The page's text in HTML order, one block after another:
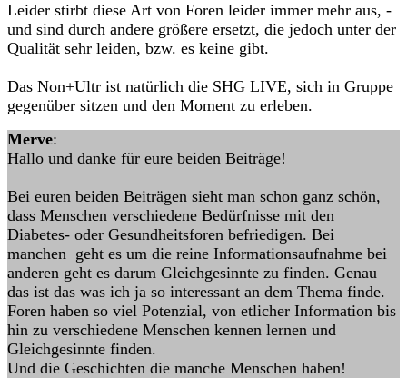
Leider stirbt diese Art von Foren leider immer mehr aus, -
und sind durch andere größere ersetzt, die jedoch unter der
Qualität sehr leiden, bzw. es keine gibt.
Das Non+Ultr ist natürlich die SHG LIVE, sich in Gruppe
gegenüber sitzen und den Moment zu erleben.
Merve:
Hallo und danke für eure beiden Beiträge!
Bei euren beiden Beiträgen sieht man schon ganz schön,
dass Menschen verschiedene Bedürfnisse mit den
Diabetes- oder Gesundheitsforen befriedigen. Bei
manchen geht es um die reine Informationsaufnahme bei
anderen geht es darum Gleichgesinnte zu finden. Genau
das ist das was ich ja so interessant an dem Thema finde.
Foren haben so viel Potenzial, von etlicher Information bis
hin zu verschiedene Menschen kennen lernen und
Gleichgesinnte finden.
Und die Geschichten die manche Menschen haben!